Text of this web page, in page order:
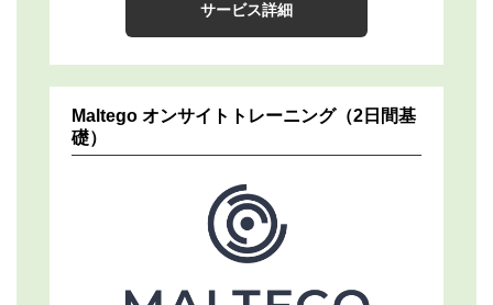
サービス詳細
Maltego オンサイトトレーニング（2日間基
礎）